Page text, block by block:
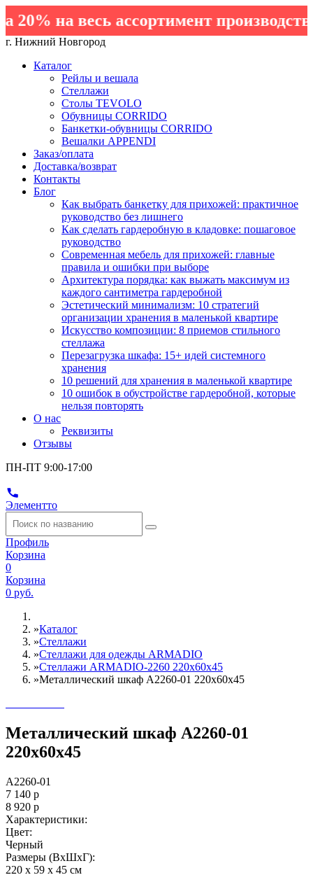
на весь ассортимент
г. Нижний Новгород
Каталог
Рейлы и вешала
Стеллажи
Столы TEVOLO
Обувницы CORRIDO
Банкетки-обувницы CORRIDO
Вешалки APPENDI
Заказ/оплата
Доставка/возврат
Контакты
Блог
Как выбрать банкетку для прихожей: практичное
руководство без лишнего
Как сделать гардеробную в кладовке: пошаговое
руководство
Современная мебель для прихожей: главные
правила и ошибки при выборе
Архитектура порядка: как выжать максимум из
каждого сантиметра гардеробной
Эстетический минимализм: 10 стратегий
организации хранения в маленькой квартире
Искусство композиции: 8 приемов стильного
стеллажа
Перезагрузка шкафа: 15+ идей системного
хранения
10 решений для хранения в маленькой квартире
10 ошибок в обустройстве гардеробной, которые
нельзя повторять
О нас
Реквизиты
Отзывы
ПН-ПТ 9:00-17:00
Элементто
Профиль
Корзина
0
Корзина
0 руб.
»Каталог
»Стеллажи
»Cтеллажи для одежды ARMADIO
»Стеллажи ARMADIO-2260 220х60х45
»Металлический шкаф A2260-01 220х60х45
Металлический шкаф A2260-01
220х60х45
A2260-01
7 140 р
8 920 р
Характеристики:
Цвет:
Черный
Размеры (ВxШxГ):
220 x 59 x 45 см